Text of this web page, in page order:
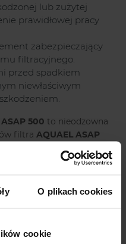
O plikach cookies
cookie
lub zużytej
prawidłowej pracy
zabezpieczający
filtracyjnego.
przed spadkiem
niewłaściwym
500 to nieodzowna
filtra AQUAEL ASAP
łatwy w instalacji i